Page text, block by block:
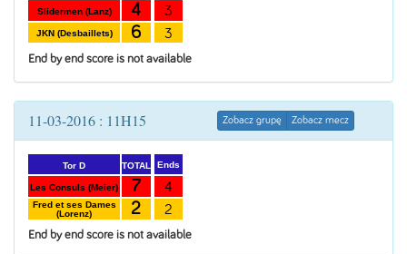
Slidermen (Lanz)
JKN (Desbaillets)
4
6
3
3
End by end score is not available
11-03-2016 : 11H15 Zobacz grupę Zobacz mecz
Tor D
Les Consuls (Meier)
Fred et ses Dames
(Lorenz)
TOTAL
7
2
Ends
4
2
End by end score is not available